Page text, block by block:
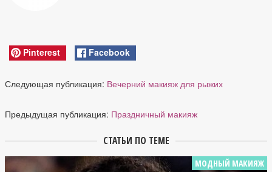
Pinterest Facebook
Следующая публикация: Вечерний макияж для рыжих
Предыдущая публикация: Праздничный макияж
СТАТЬИ ПО ТЕМЕ
МОДНЫЙ МАКИЯЖ